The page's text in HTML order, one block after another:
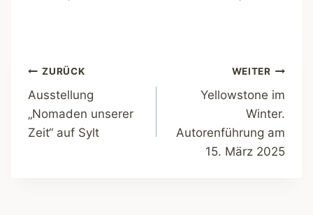
Beitragsnavigation
ZURÜCK
Ausstellung
„Nomaden unserer
Zeit“ auf Sylt
WEITER
Yellowstone im
Winter.
Autorenführung am
15. März 2025